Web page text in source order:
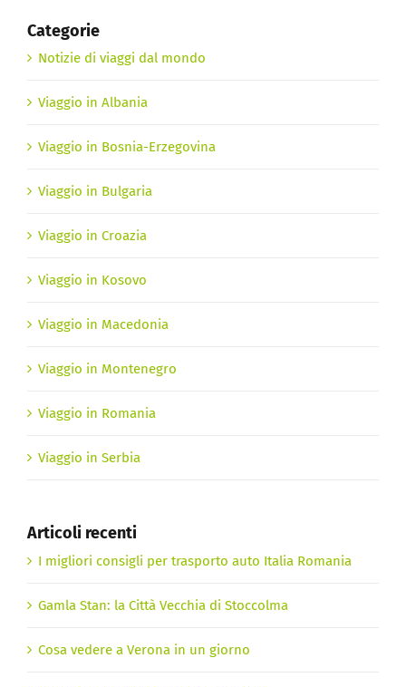
Categorie
Notizie di viaggi dal mondo
Viaggio in Albania
Viaggio in Bosnia-Erzegovina
Viaggio in Bulgaria
Viaggio in Croazia
Viaggio in Kosovo
Viaggio in Macedonia
Viaggio in Montenegro
Viaggio in Romania
Viaggio in Serbia
Articoli recenti
I migliori consigli per trasporto auto Italia Romania
Gamla Stan: la Città Vecchia di Stoccolma
Cosa vedere a Verona in un giorno